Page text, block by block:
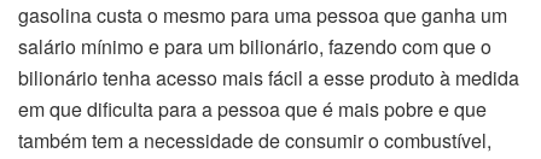
gasolina custa o mesmo para uma pessoa que ganha um
salário mínimo e para um bilionário, fazendo com que o
bilionário tenha acesso mais fácil a esse produto à medida
em que dificulta para a pessoa que é mais pobre e que
também tem a necessidade de consumir o combustível,